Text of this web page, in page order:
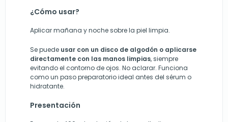
¿Cómo usar?
Aplicar mañana y noche sobre la piel limpia.
Se puede usar con un disco de algodón o aplicarse
directamente con las manos limpias, siempre
evitando el contorno de ojos. No aclarar. Funciona
como un paso preparatorio ideal antes del sérum o
hidratante.
Presentación